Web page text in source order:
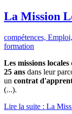
La Mission
compétences, Emploi,
formation
Les missions locales
25 ans dans leur
un contrat
(...).
Lire la suite : La